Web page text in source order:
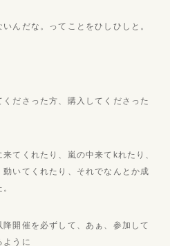
んだな。ってことをひしひしと。
ださった方、購入してくださった
てくれたり、嵐の中来てkれたり、
いてくれたり、それでなんとか成
開催を必ずして、あぁ、参加して
ように